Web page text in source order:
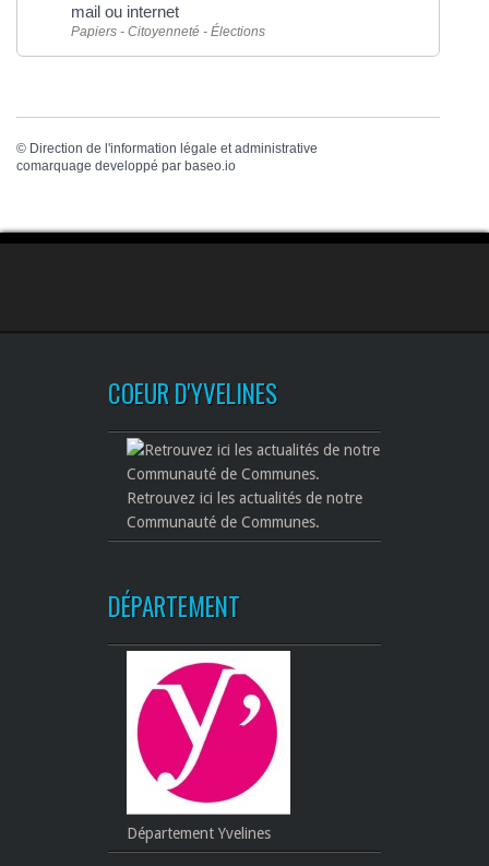
mail ou internet
Papiers - Citoyenneté - Élections
© Direction de l'information légale et administrative
comarquage developpé par baseo.io
COEUR D'YVELINES
Retrouvez ici les actualités de notre
Communauté de Communes.
DÉPARTEMENT
Département Yvelines